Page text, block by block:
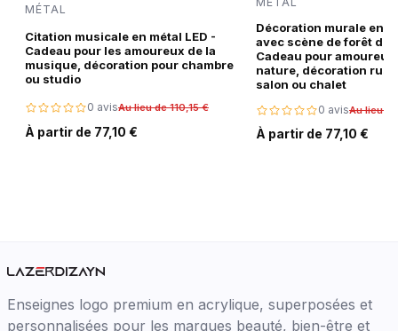
MÉTAL
Citation musicale en métal LED -
Cadeau pour les amoureux de la
musique, décoration pour chambre
ou studio
0 avisAu lieu de 110,15 €
À partir de 77,10 €
Décoration murale en
avec scène de forêt de
Cadeau pour amoureux
nature, décoration
salon ou chalet
0 avisAu lieu
À partir de 77,10 €
Enseignes logo premium en acrylique, superposées et
personnalisées pour les marques beauté, bien-être et